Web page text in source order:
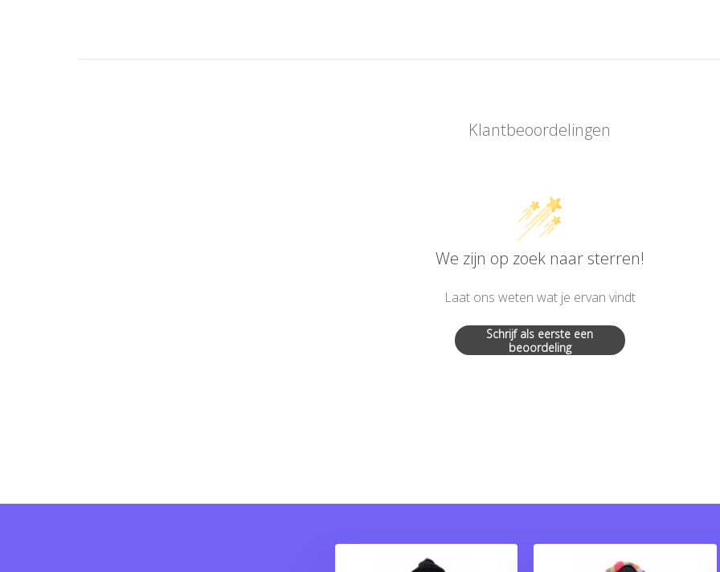
Klantbeoordelingen
We zijn op zoek naar sterren!
Laat ons weten wat je ervan vindt
Schrijf als eerste een
beoordeling